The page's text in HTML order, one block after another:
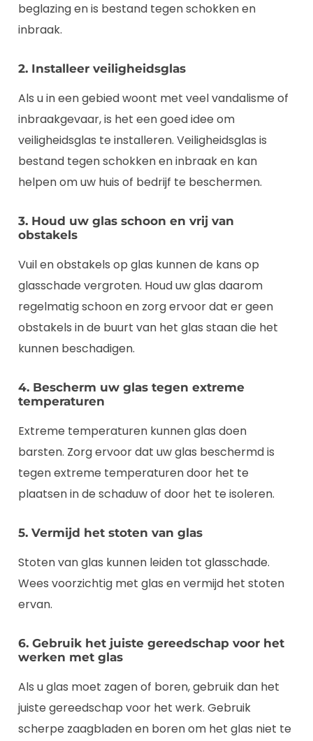
beglazing en is bestand tegen schokken en
inbraak.
2. Installeer veiligheidsglas
Als u in een gebied woont met veel vandalisme of
inbraakgevaar, is het een goed idee om
veiligheidsglas te installeren. Veiligheidsglas is
bestand tegen schokken en inbraak en kan
helpen om uw huis of bedrijf te beschermen.
3. Houd uw glas schoon en vrij van
obstakels
Vuil en obstakels op glas kunnen de kans op
glasschade vergroten. Houd uw glas daarom
regelmatig schoon en zorg ervoor dat er geen
obstakels in de buurt van het glas staan die het
kunnen beschadigen.
4. Bescherm uw glas tegen extreme
temperaturen
Extreme temperaturen kunnen glas doen
barsten. Zorg ervoor dat uw glas beschermd is
tegen extreme temperaturen door het te
plaatsen in de schaduw of door het te isoleren.
5. Vermijd het stoten van glas
Stoten van glas kunnen leiden tot glasschade.
Wees voorzichtig met glas en vermijd het stoten
ervan.
6. Gebruik het juiste gereedschap voor het
werken met glas
Als u glas moet zagen of boren, gebruik dan het
juiste gereedschap voor het werk. Gebruik
scherpe zaagbladen en boren om het glas niet te